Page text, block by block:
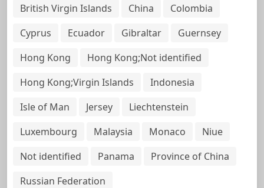
British Virgin Islands
China
Colombia
Cyprus
Ecuador Gibraltar
Guernsey
Hong Kong
Hong Kong;Not identified
Hong Kong;Virgin Islands
Indonesia
Isle of Man
Jersey
Liechtenstein
Luxembourg
Malaysia Monaco
Niue
Not identified
Panama
Province of China
Russian Federation